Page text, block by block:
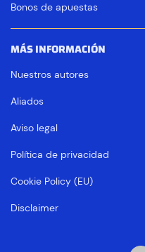
Bonos de apuestas
MÁS INFORMACIÓN
Nuestros autores
Aliados
Aviso legal
Política de privacidad
Cookie Policy (EU)
Disclaimer